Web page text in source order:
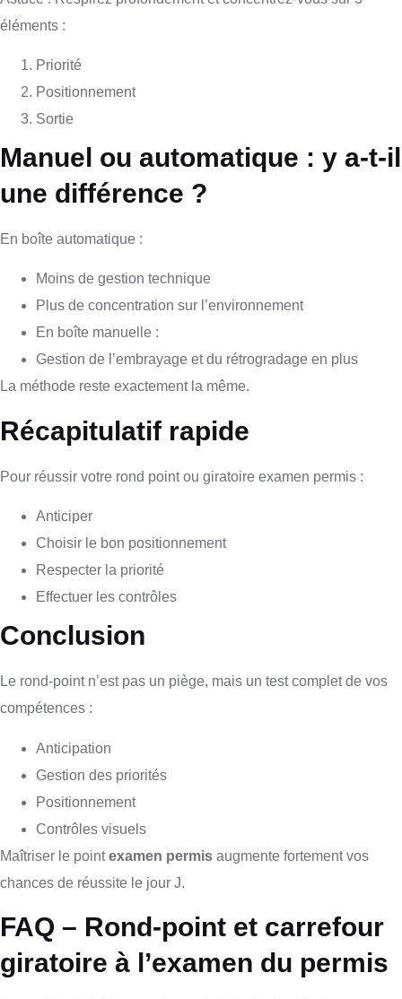
éléments :
Priorité
Positionnement
Sortie
Manuel ou automatique : y a-t-il
une différence ?
En boîte automatique :
Moins de gestion technique
Plus de concentration sur l’environnement
En boîte manuelle :
Gestion de l’embrayage et du rétrogradage en plus
La méthode reste exactement la même.
Récapitulatif rapide
Pour réussir votre rond point ou giratoire examen permis :
Anticiper
Choisir le bon positionnement
Respecter la priorité
Effectuer les contrôles
Conclusion
Le rond-point n’est pas un piège, mais un test complet de vos
compétences :
Anticipation
Gestion des priorités
Positionnement
Contrôles visuels
Maîtriser le pointexamen permis augmente fortement vos
chances de réussite le jour J.
FAQ – Rond-point et carrefour
giratoire à l’examen du permis